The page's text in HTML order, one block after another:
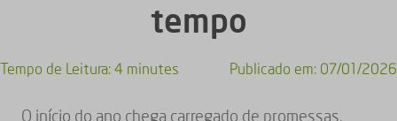
tempo
Tempo de Leitura: 4 minutes Publicado em: 07/01/2026
O início do ano chega carregado de promessas.